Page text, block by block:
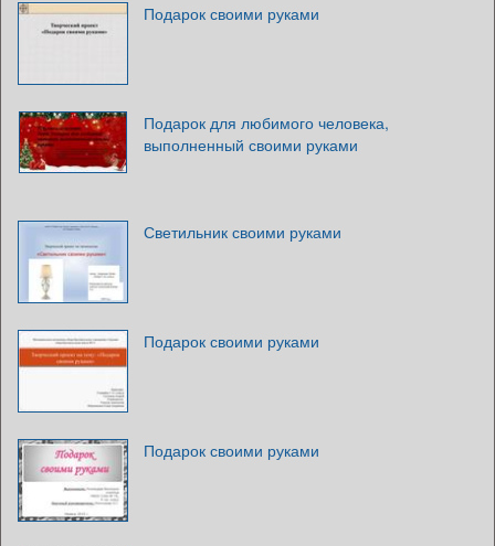
Подарок своими руками
Подарок для любимого человека,
выполненный своими руками
Светильник своими руками
Подарок своими руками
Подарок своими руками